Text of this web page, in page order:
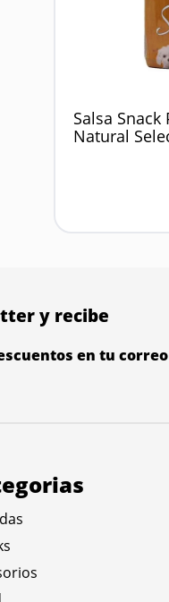
Salsa Snack
Natural
y recibe
en tu